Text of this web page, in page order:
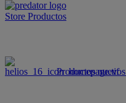
Store Productos
Productos nuevos